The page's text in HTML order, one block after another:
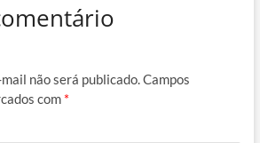
não será publicado.Campos
com *